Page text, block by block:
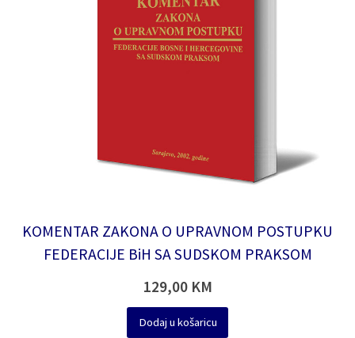
KOMENTAR ZAKONA O UPRAVNOM POSTUPKU
FEDERACIJE BiH SA SUDSKOM PRAKSOM
129,00 KM
Dodaj u košaricu